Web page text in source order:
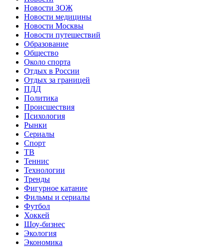
Новости ЗОЖ
Новости медицины
Новости Москвы
Новости путешествий
Образование
Общество
Около спорта
Отдых в России
Отдых за границей
ПДД
Политика
Происшествия
Психология
Рынки
Сериалы
Спорт
ТВ
Теннис
Технологии
Тренды
Фигурное катание
Фильмы и сериалы
Футбол
Хоккей
Шоу-бизнес
Экология
Экономика